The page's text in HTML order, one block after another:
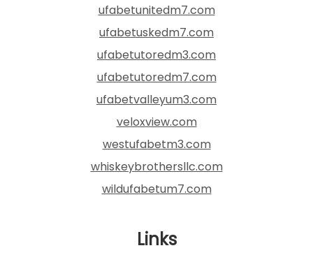
ufabetunitedm7.com
ufabetuskedm7.com
ufabetutoredm3.com
ufabetutoredm7.com
ufabetvalleyum3.com
veloxview.com
westufabetm3.com
whiskeybrothersllc.com
wildufabetum7.com
Links